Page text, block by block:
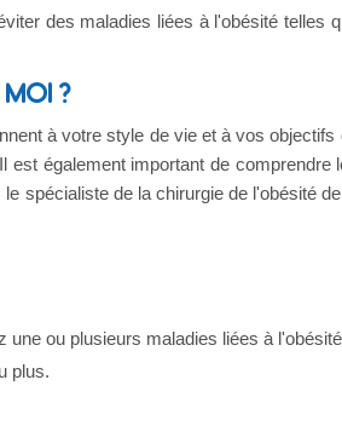
des maladies liées à l'obésité telles
?
à votre style de vie et à vos objectifs
est également important de comprendre
spécialiste de la chirurgie de l'obésité
ou plusieurs maladies liées à
plus.